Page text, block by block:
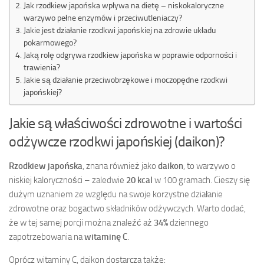
Jak rzodkiew japońska wpływa na dietę – niskokaloryczne
warzywo pełne enzymów i przeciwutleniaczy?
Jakie jest działanie rzodkwi japońskiej na zdrowie układu
pokarmowego?
Jaką rolę odgrywa rzodkiew japońska w poprawie odporności i
trawienia?
Jakie są działanie przeciwobrzękowe i moczopędne rzodkwi
japońskiej?
Jakie są właściwości zdrowotne i wartości
odżywcze rzodkwi japońskiej (daikon)?
Rzodkiew japońska, znana również jako daikon, to warzywo o
niskiej kaloryczności – zaledwie 20 kcal w 100 gramach. Cieszy się
dużym uznaniem ze względu na swoje korzystne działanie
zdrowotne oraz bogactwo składników odżywczych. Warto dodać,
że w tej samej porcji można znaleźć aż 34%dziennego
zapotrzebowania nawitaminę C.
Oprócz witaminy C, daikon dostarcza także: